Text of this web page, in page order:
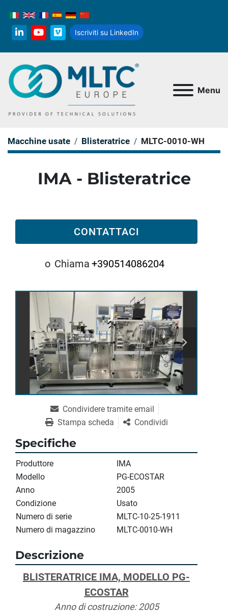
linkedinyoutube
vimeo
Iscriviti su LinkedIn
Menu
Macchine usate Blisteratrice MLTC-0010-WH
IMA - Blisteratrice
CONTATTACI
o Chiama +390514086204
Condividere tramite email
Stampa scheda
Condividi
Specifiche
Produttore
IMA
Modello
PG-ECOSTAR
Anno
2005
Condizione
Usato
Numero di serie
MLTC-10-25-1911
Numero di magazzino
MLTC-0010-WH
Descrizione
BLISTERATRICE IMA, MODELLO PG-
ECOSTAR
Anno di costruzione: 2005